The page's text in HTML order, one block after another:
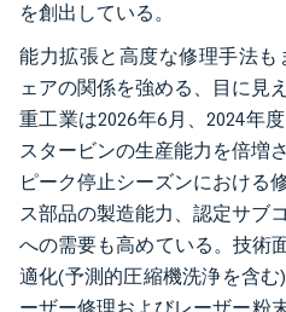
を創出している。
能力拡張と高度な修理手法も
ェアの関係を強める、目に見
重工業は2026年6月、2024年
スタービンの生産能力を倍増
ピーク停止シーズンにおける
ス部品の製造能力、認定サブ
への需要も高めている。技術
適化(予測的圧縮機洗浄を含